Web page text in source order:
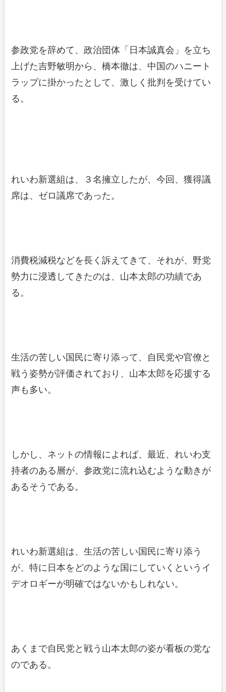
参政党を辞めて、政治団体「日本誠真会」を立ち
上げた吉野敏明から、橋本徹は、中国のハニート
ラップに掛かったとして、激しく批判を受けてい
る。
れいわ新選組は、３名擁立したが、今回、獲得議
席は、ゼロ議席であった。
消費税減税などを長く訴えてきて、それが、野党
勢力に浸透してきたのは、山本太郎の功績であ
る。
生活の苦しい国民に寄り添って、自民党や官僚と
戦う姿勢が評価されており、山本太郎を応援する
声も多い。
しかし、ネットの情報によれば、最近、れいわ支
持者のある層が、参政党に流れ込むような動きが
あるそうである。
れいわ新選組は、生活の苦しい国民に寄り添う
が、特に日本をどのような国にしていくというイ
デオロギーが明確ではないかもしれない。
あくまで自民党と戦う山本太郎の姿が看板の党な
のである。